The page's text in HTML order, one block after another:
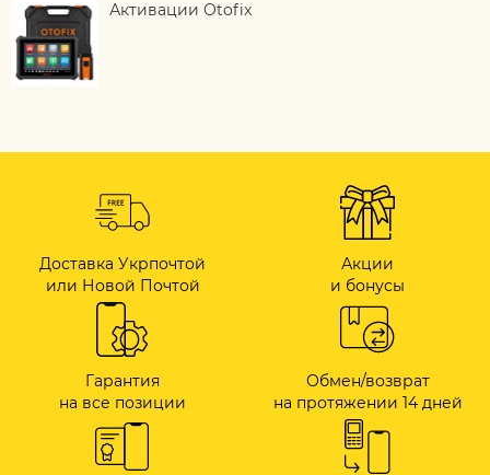
Активации Otofix
Доставка Укрпочтой
или Новой Почтой
Акции
и бонусы
Гарантия
на все позиции
Обмен/возврат
на протяжении 14 дней